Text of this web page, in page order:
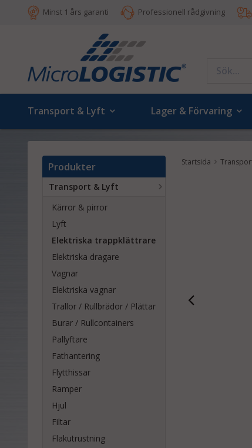
Minst 1 års garanti Professionell rådgivning
Transport & Lyft Lager & Förvaring
Produkter
Transport & Lyft
Kärror & pirror
Lyft
Elektriska trappklättrare
Elektriska dragare
Vagnar
Elektriska vagnar
Trallor / Rullbrädor / Plättar
Burar / Rullcontainers
Pallyftare
Fathantering
Flytthissar
Ramper
Hjul
Filtar
Flakutrustning
Startsida